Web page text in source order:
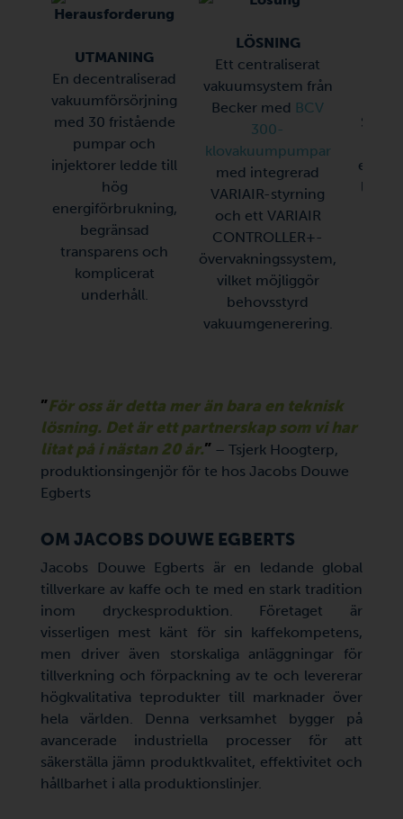
UTMANING
En decentraliserad
vakuumförsörjning
med 30 fristående
pumpar och
injektorer ledde till
hög
energiförbrukning,
begränsad
transparens och
komplicerat
underhåll.
LÖSNING
Ett centraliserat
vakuumsystem från
Becker med BCV
300-
klovakuumpumpar
med integrerad
VARIAIR-styrning
och ett VARIAIR
CONTROLLER+-
övervakningssystem,
vilket möjliggör
behovsstyrd
vakuumgenerering.
lägre
”För oss är detta mer än bara en teknisk
lösning. Det är ett partnerskap som vi har
litat på i nästan 20 år.” – Tsjerk Hoogterp,
produktionsingenjör för te hos Jacobs Douwe
Egberts
OM JACOBS DOUWE EGBERTS
Jacobs Douwe Egberts är en ledande global
tillverkare av kaffe och te med en stark tradition
inom dryckesproduktion. Företaget är
visserligen mest känt för sin kaffekompetens,
men driver även storskaliga anläggningar för
tillverkning och förpackning av te och levererar
högkvalitativa teprodukter till marknader över
hela världen. Denna verksamhet bygger på
avancerade industriella processer för att
säkerställa jämn produktkvalitet, effektivitet och
hållbarhet i alla produktionslinjer.